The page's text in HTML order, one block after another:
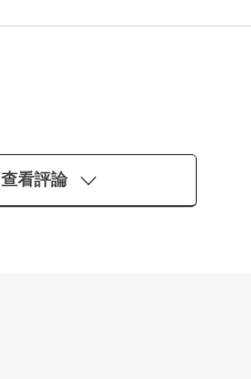
查看評論